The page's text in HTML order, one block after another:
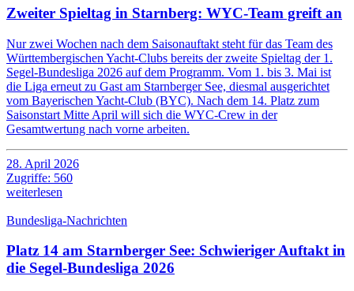
Zweiter Spieltag in Starnberg: WYC-Team greift an
Nur zwei Wochen nach dem Saisonauftakt steht für das Team des
Württembergischen Yacht-Clubs bereits der zweite Spieltag der 1.
Segel-Bundesliga 2026 auf dem Programm. Vom 1. bis 3. Mai ist
die Liga erneut zu Gast am Starnberger See, diesmal ausgerichtet
vom Bayerischen Yacht-Club (BYC). Nach dem 14. Platz zum
Saisonstart Mitte April will sich die WYC-Crew in der
Gesamtwertung nach vorne arbeiten.
28. April 2026
Zugriffe: 560
weiterlesen
Bundesliga-Nachrichten
Platz 14 am Starnberger See: Schwieriger Auftakt in
die Segel-Bundesliga 2026